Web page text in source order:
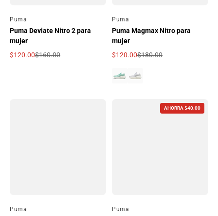
Por
Puma
Puma Deviate Nitro 2 para
mujer
$120.00$160.00
Por
Puma
Puma Magmax Nitro para
mujer
$120.00$180.00
Por
Puma
AHORRA $40.00
Por
Puma